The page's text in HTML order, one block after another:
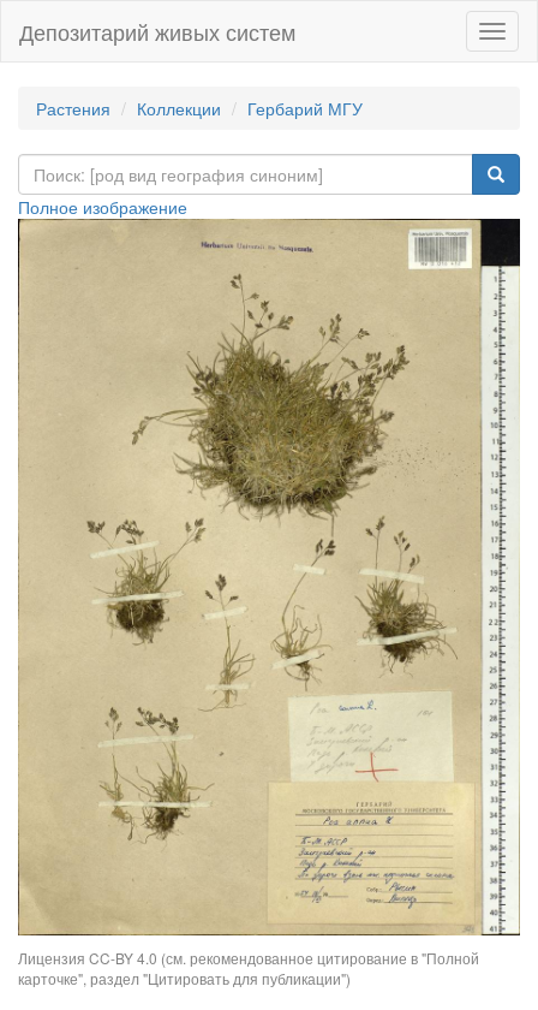
Депозитарий живых систем
Растения Коллекции Гербарий МГУ
Полное изображение
Лицензия CC-BY 4.0 (см. рекомендованное цитирование в "Полной
карточке", раздел "Цитировать для публикации")